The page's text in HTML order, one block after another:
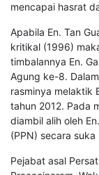
mencapai hasrat
Apabila En. Tan
kritikal (1996)
timbalannya En.
Agung ke-8.
rasminya melaktik
tahun 2012. Pada
diambil alih oleh
(PPN) secara
Pejabat asal